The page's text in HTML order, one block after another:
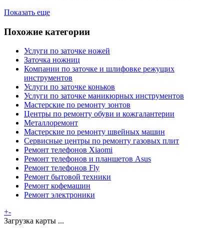
Показать еще
Похожие категории
Услуги по заточке ножей
Заточка ножниц
Компании по заточке и шлифовке режущих
инструментов
Услуги по заточке коньков
Услуги по заточке маникюрных инструментов
Мастерские по ремонту зонтов
Центры по ремонту обуви и кожгалантерии
Металлоремонт
Мастерские по ремонту швейных машин
Сервисные центры по ремонту газовых плит
Ремонт телефонов Xiaomi
Ремонт телефонов и планшетов Asus
Ремонт телефонов Fly
Ремонт бытовой техники
Ремонт кофемашин
Ремонт электроники
+-
Загрузка карты ...